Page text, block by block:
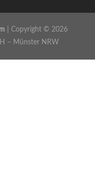
| Copyright © 2026
– Münster NRW